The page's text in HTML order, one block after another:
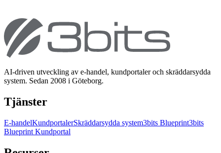
AI-driven utveckling av e-handel, kundportaler och skräddarsydda
system. Sedan 2008 i Göteborg.
Tjänster
E-handelKundportalerSkräddarsydda system3bits Blueprint3bits
Blueprint Kundportal